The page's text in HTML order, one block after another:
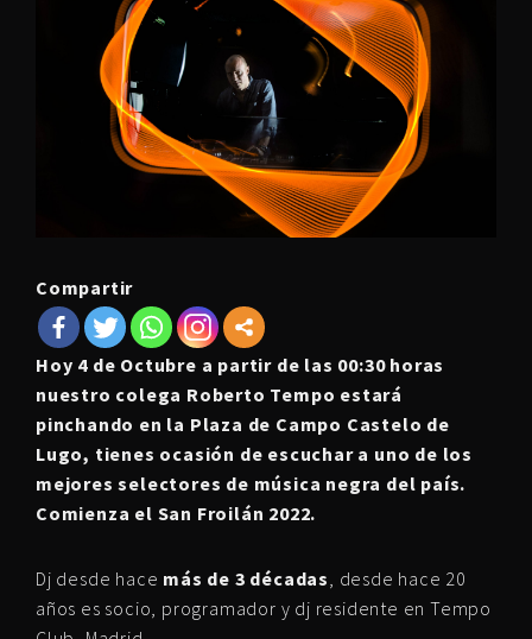
Compartir
Hoy 4 de Octubre a partir de las 00:30 horas
nuestro colega Roberto Tempo estará
pinchando en la Plaza de Campo Castelo de
Lugo, tienes ocasión de escuchar a uno de los
mejores selectores de música negra del país.
Comienza el San Froilán 2022.
Dj desde hace más de 3 décadas , desde hace 20
años es socio, programador y dj residente en Tempo